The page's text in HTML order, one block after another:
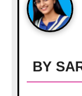
n
a
v
i
BY